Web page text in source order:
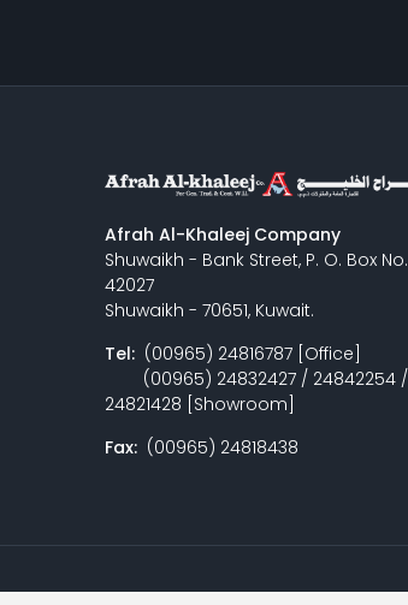
Afrah Al-Khaleej Company
Shuwaikh - Bank Street, P. O. Box No.
42027
Shuwaikh - 70651, Kuwait.
Tel: (00965) 24816787 [Office]
(00965) 24832427 / 24842254 /
24821428 [Showroom]
Fax: (00965) 24818438